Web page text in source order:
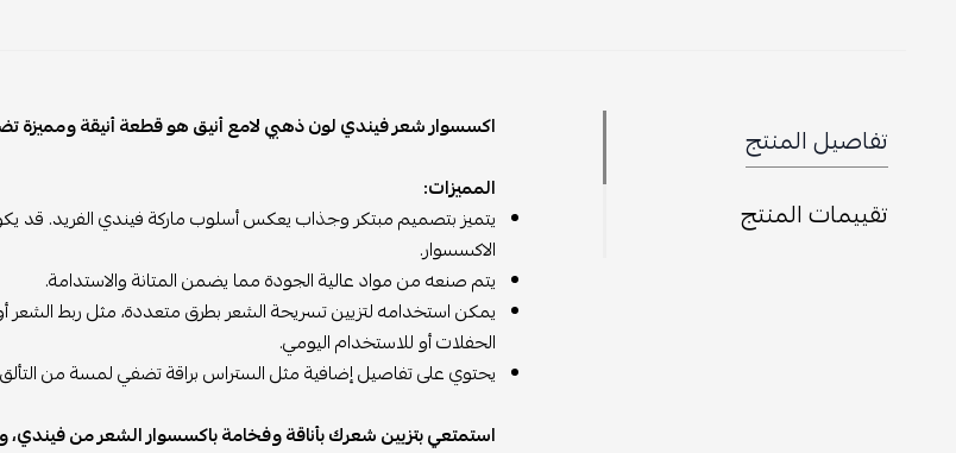
تفاصيل المنتج
تقييمات المنتج
اكسسوار شعر فيندي لون ذهبي لامع أنيق هو قطعة أنيقة
المميزات:
يتميز بتصميم مبتكر وجذاب يعكس أسلوب ماركة فيندي الفريد. قد
الاكسسوار.
يتم صنعه من مواد عالية الجودة مما يضمن المتانة والاستدامة.
يمكن استخدامه لتزيين تسريحة الشعر بطرق متعددة، مثل ربط الشعر
الحفلات أو للاستخدام اليومي.
يحتوي على تفاصيل إضافية مثل الستراس براقة تضفي لمسة من
استمتعي بتزيين شعرك بأناقة وفخامة باكسسوار الشعر من